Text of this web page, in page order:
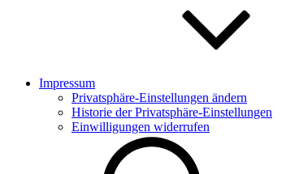
Impressum
Privatsphäre-Einstellungen ändern
Historie der Privatsphäre-Einstellungen
Einwilligungen widerrufen